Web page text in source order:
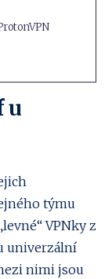
u
týmu
VPNky z
univerzální
nimi jsou